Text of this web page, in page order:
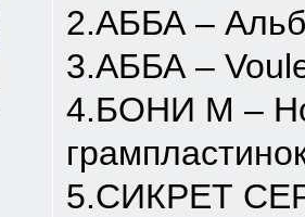
2.АББА –
3.АББА –
4.БОНИ М –
5.СИКРЕТ